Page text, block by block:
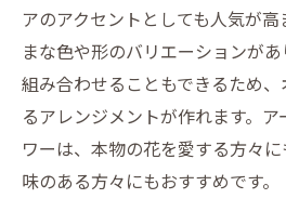
アのアクセントとしても人気が
まな色や形のバリエーションが
組み合わせることもできるため
るアレンジメントが作れます。
ワーは、本物の花を愛する方々
味のある方々にもおすすめです。